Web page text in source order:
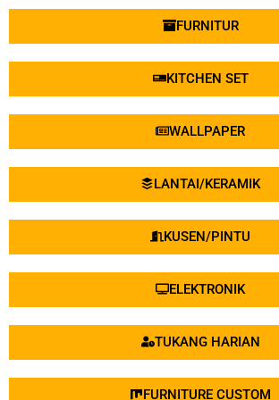
TUKANG HARIAN
FURNITURE CUSTOM
PEMANAS AIR
SERVICE HP & LAPTOP
PLAFON/GYPSUM
GORDIN
SERVICE SOFA